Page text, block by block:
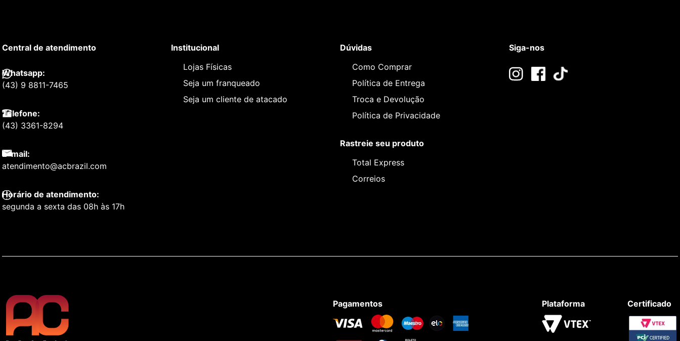
Central de atendimento
Whatsapp:
(43) 9 8811-7465
Telefone:
(43) 3361-8294
E-mail:
atendimento@acbrazil.com
Horário de atendimento:
segunda a sexta das 08h às 17h
Institucional
Lojas Físicas
Seja um franqueado
Seja um cliente de atacado
Dúvidas
Como Comprar
Política de Entrega
Troca e Devolução
Política de Privacidade
Rastreie seu produto
Total Express
Correios
Siga-nos
Pagamentos Plataforma Certificado